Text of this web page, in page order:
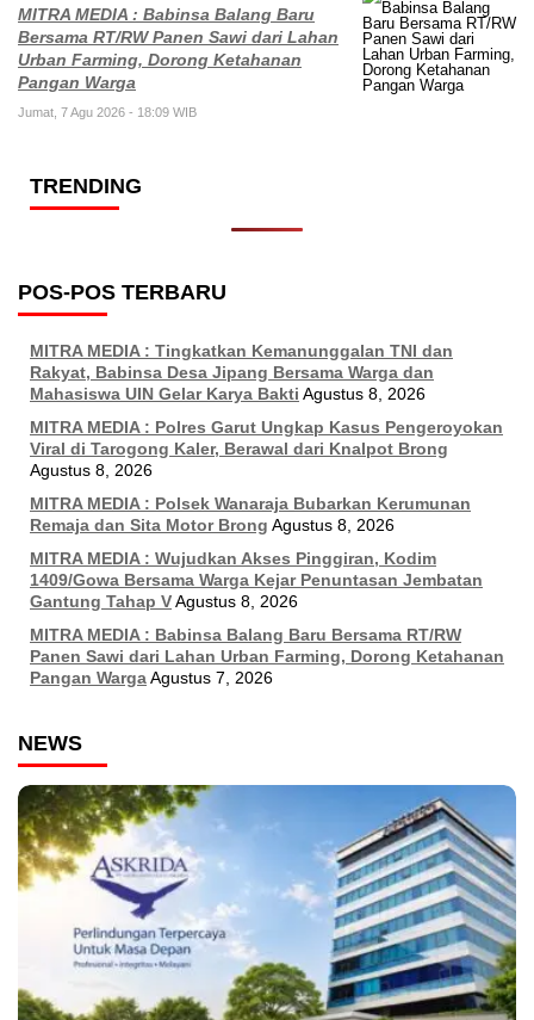
MITRA MEDIA : Babinsa Balang Baru
Bersama RT/RW Panen Sawi dari Lahan
Urban Farming, Dorong Ketahanan
Pangan Warga
Jumat, 7 Agu 2026 - 18:09 WIB
TRENDING
POS-POS TERBARU
MITRA MEDIA : Tingkatkan Kemanunggalan TNI dan
Rakyat, Babinsa Desa Jipang Bersama Warga dan
Mahasiswa UIN Gelar Karya Bakti Agustus 8, 2026
MITRA MEDIA : Polres Garut Ungkap Kasus Pengeroyokan
Viral di Tarogong Kaler, Berawal dari Knalpot Brong
Agustus 8, 2026
MITRA MEDIA : Polsek Wanaraja Bubarkan Kerumunan
Remaja dan Sita Motor Brong Agustus 8, 2026
MITRA MEDIA : Wujudkan Akses Pinggiran, Kodim
1409/Gowa Bersama Warga Kejar Penuntasan Jembatan
Gantung Tahap VAgustus 8, 2026
MITRA MEDIA : Babinsa Balang Baru Bersama RT/RW
Panen Sawi dari Lahan Urban Farming, Dorong Ketahanan
Pangan WargaAgustus 7, 2026
NEWS